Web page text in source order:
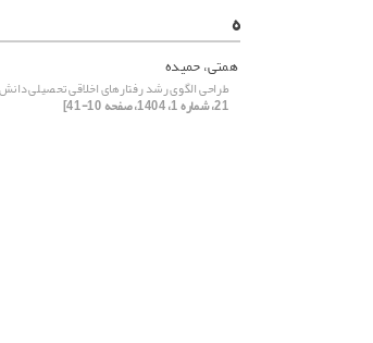
ه
همتی، حمیده
طراحی الگوی رشد رفتارهای اخلاقی تحصیلی
21، شماره 1، 1404، صفحه 10-41]